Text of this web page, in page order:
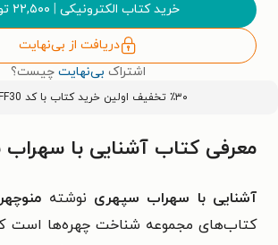
خرید کتاب الکترونیکی | ۲۲,۵۰۰
دریافت از بی‌نهایت
اشتراک بی‌نهایت چیست؟
٪۳۰ تخفیف اولین خرید کتاب با کد
معرفی کتاب آشنایی با
آشنایی با سهراب سپهری نوشته
کتاب‌های مجموعه شناخت چهره‌ها است